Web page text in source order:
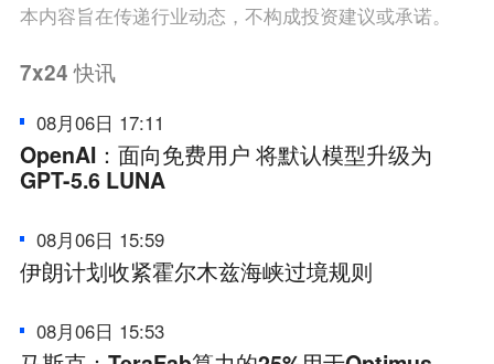
本内容旨在传递行业动态，不构成投资建议或承诺。
7x24快讯
08月06日 17:11
OpenAI：面向免费用户 将默认模型升级为
GPT-5.6 LUNA
08月06日 15:59
伊朗计划收紧霍尔木兹海峡过境规则
08月06日 15:53